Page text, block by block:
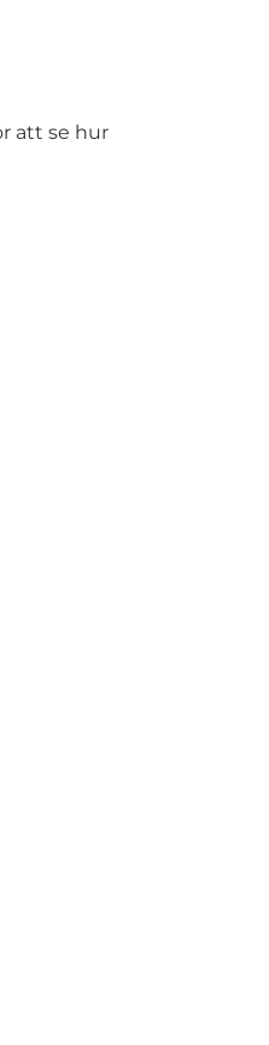
att se hur